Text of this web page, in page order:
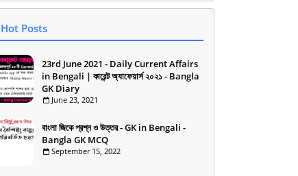
Hot Posts
23rd June 2021 - Daily Current Affairs
in Bengali | কারেন্ট অ্যাফেয়ার্স ২০২১ - Bangla
GK Diary
June 23, 2021
বাংলা জিকে প্রশ্ন ও উত্তর - GK in Bengali -
Bangla GK MCQ
September 15, 2022